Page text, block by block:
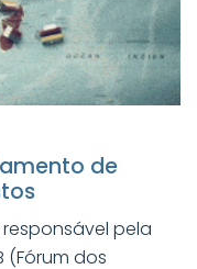
de
responsável pela
(Fórum dos